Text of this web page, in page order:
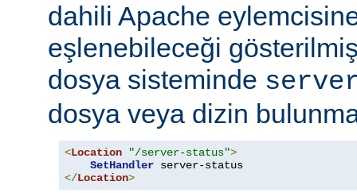
dahili Apache
eşlenebileceği
dosya sisteminde
dosya veya dizin
<Location "/server-status">
SetHandler
</Location>